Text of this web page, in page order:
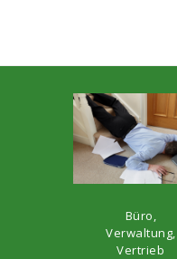
Büro,
Verwaltung,
Vertrieb